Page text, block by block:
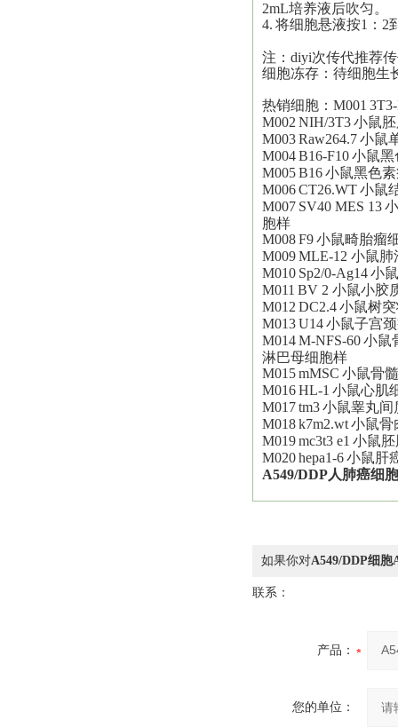
2mL培养液后吹匀。
4. 将细胞悬液按1：2
注： diyi次传代推荐
细胞冻存：待细胞生
热销细胞：M001
M002 NIH/3T3小鼠
M003Raw264.7小鼠
M004B16-F10小鼠黑
M005B16小鼠黑色
M006CT26.WT小鼠
M007 SV40 MES 13
胞样
M008F9小鼠畸胎瘤
M009MLE-12 小鼠肺
M010 Sp2/0-Ag14小
M011 BV 2 小鼠小胶
M012 DC2.4小鼠树
M013U14小鼠子宫
M014M-NFS-60小鼠
淋巴母细胞样
M015mMSC 小鼠骨
M016HL-1 小鼠心肌
M017tm3小鼠睾丸间
M018k7m2.wt小鼠骨
M019mc3t3 e1 小鼠
M020hepa1-6小鼠肝
A549/DDP人肺癌细
如果你对A549/DDP细胞
联系：
产品：
您的单位：